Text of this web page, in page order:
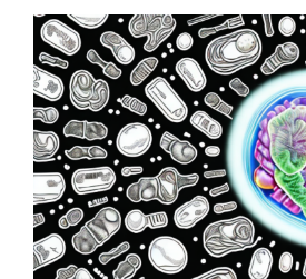
Zeige
grösseres
Bild